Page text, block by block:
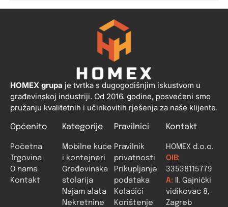
HOMEX grupa je tvrtka s dugogodišnjim iskustvom u
građevinskoj industriji. Od 2016. godine, posvećeni smo
pružanju kvalitetnih i učinkovitih rješenja za naše klijente.
Općenito
Početna
Trgovina
O nama
Kontakt
Kategorije
Mobilne kuće
i kontejneri
Građevinska
stolarija
Najam alata
Nekretnine
Pravilnici
Pravilnik
privatnosti
Prikupljanje
podataka
Kolačići
Korištenje
Kontakt
HOMEX d.o.o.
OIB:
33538115779
A: II. Gajnički
vidikovac 8,
Zagreb